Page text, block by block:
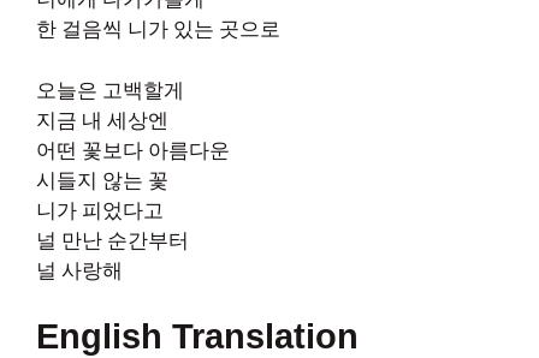
한 걸음씩 니가 있는 곳으로
오늘은 고백할게
지금 내 세상엔
어떤 꽃보다 아름다운
시들지 않는 꽃
니가 피었다고
널 만난 순간부터
널 사랑해
English Translation